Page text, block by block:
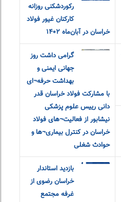
رکوردشکنی روزانه
کارکنان غیور فولاد
خراسان در آبان‌ماه ۱۴۰۲
گرامی داشت روز
جهانی ایمنی و
بهداشت حرفه¬ای
با مشارکت فولاد خراسان قدر
دانی رییس علوم پزشکی
نیشابور از فعالیت¬های فولاد
خراسان در کنترل بیماری¬ها و
حوادث شغلی
بازدید استاندار
خراسان رضوی از
غرفه مجتمع